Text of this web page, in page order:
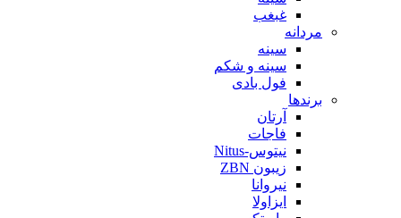
غبغب
مردانه
سینه
سینه و شکم
فول بادی
برندها
آرتان
فاجات
نیتوس-Nitus
زیبون ZBN
نیروانا
ایزاولا